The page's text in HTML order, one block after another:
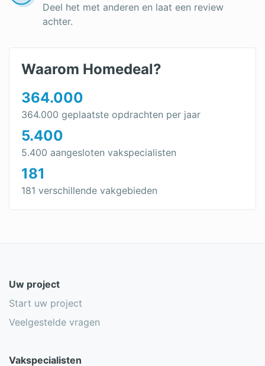
Deel het met anderen en laat een review
achter.
Waarom Homedeal?
364.000
364.000 geplaatste opdrachten per jaar
5.400
5.400 aangesloten vakspecialisten
181
181 verschillende vakgebieden
Uw project
Start uw project
Veelgestelde vragen
Vakspecialisten